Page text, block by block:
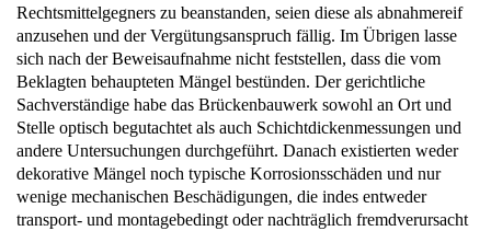
Rechtsmittelgegners zu beanstanden, seien diese als abnahmereif
anzusehen und der Vergütungsanspruch fällig. Im Übrigen lasse
sich nach der Beweisaufnahme nicht feststellen, dass die vom
Beklagten behaupteten Mängel bestünden. Der gerichtliche
Sachverständige habe das Brückenbauwerk sowohl an Ort und
Stelle optisch begutachtet als auch Schichtdickenmessungen und
andere Untersuchungen durchgeführt. Danach existierten weder
dekorative Mängel noch typische Korrosionsschäden und nur
wenige mechanischen Beschädigungen, die indes entweder
transport- und montagebedingt oder nachträglich fremdverursacht